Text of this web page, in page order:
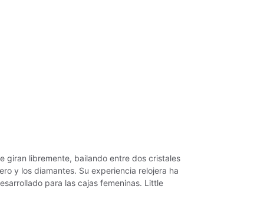
giran libremente, bailando entre dos cristales
y los diamantes. Su experiencia relojera ha
para las cajas femeninas. Little